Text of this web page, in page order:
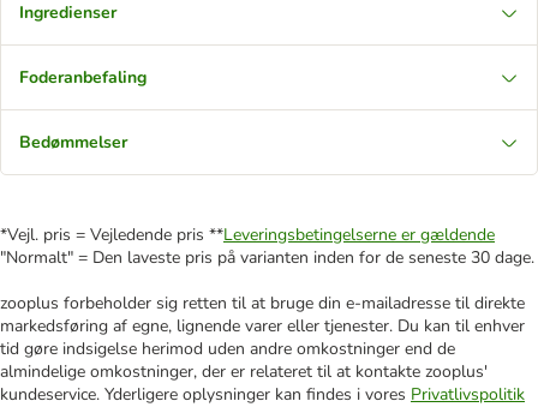
Ingredienser
Foderanbefaling
Bedømmelser
*Vejl. pris = Vejledende pris **Leveringsbetingelserne er gældende
"Normalt" = Den laveste pris på varianten inden for de seneste 30 dage.
zooplus forbeholder sig retten til at bruge din e-mailadresse til direkte
markedsføring af egne, lignende varer eller tjenester. Du kan til enhver
tid gøre indsigelse herimod uden andre omkostninger end de
almindelige omkostninger, der er relateret til at kontakte zooplus'
kundeservice. Yderligere oplysninger kan findes i vores Privatlivspolitik